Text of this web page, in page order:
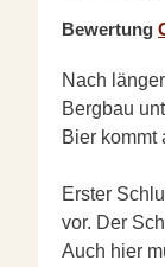
Bewertung
Nach
Bergbau
Bier kommt
Erster
vor. Der
Auch hier